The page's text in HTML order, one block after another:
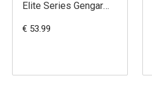
Elite Series Gengar
€ 53.99